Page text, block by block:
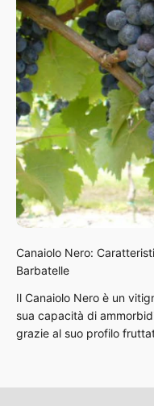
Canaiolo Nero:
Barbatelle
Il Canaiolo Nero è un
sua capacità di
grazie al suo profilo